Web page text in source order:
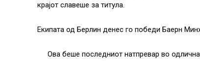
крајот славеше за титула.
Екипата од Берлин денес го победи Баерн
Ова беше последниот натпревар во